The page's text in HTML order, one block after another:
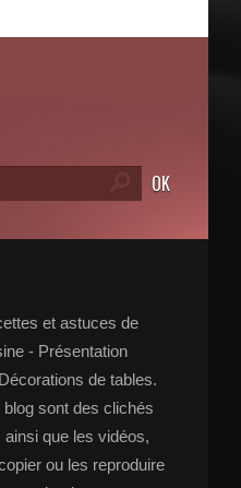
et astuces de
- Présentation
de tables.
sont des clichés
que les vidéos,
ou les reproduire